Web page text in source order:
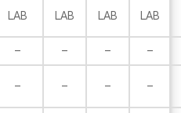
LAB LAB LAB LAB
– – – –
– – – –